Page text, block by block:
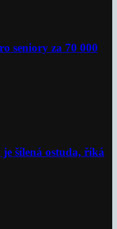
seniory za 70 000
je šílená ostuda, říká